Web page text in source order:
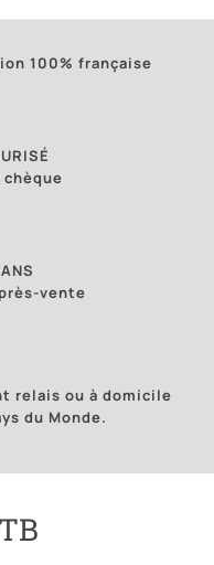
100% française
vente
relais ou à domicile
du Monde.